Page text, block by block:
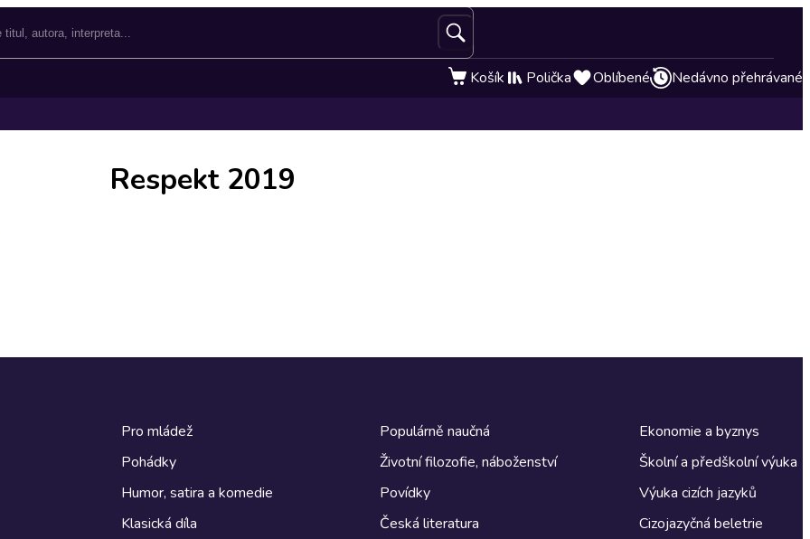
Košík Polička Oblíbené Nedávno přehrávané
Respekt 2019
Pro mládež
Pohádky
Humor, satira a komedie
Klasická díla
Populárně naučná
Životní filozofie, náboženství
Povídky
Česká literatura
Ekonomie a byznys
Školní a předškolní výuka
Výuka cizích jazyků
Cizojazyčná beletrie